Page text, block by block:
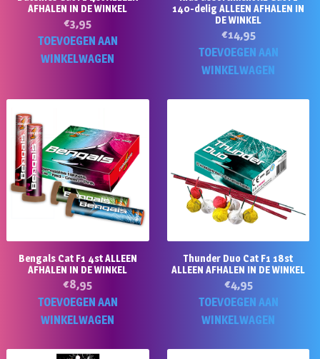
AFHALEN IN DE WINKEL
€3,95
TOEVOEGEN AAN
WINKELWAGEN
140-delig ALLEEN AFHALEN IN
DE WINKEL
€14,95
TOEVOEGEN AAN
WINKELWAGEN
Bengals Cat F1 4st ALLEEN
AFHALEN IN DE WINKEL
€8,95
TOEVOEGEN AAN
WINKELWAGEN
Thunder Duo Cat F1 18st
ALLEEN AFHALEN IN DE WINKEL
€4,95
TOEVOEGEN AAN
WINKELWAGEN